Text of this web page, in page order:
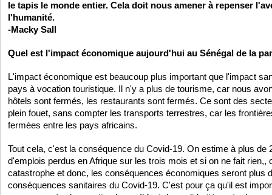
le tapis le monde entier. Cela doit nous amener à repenser
l'humanité.
-Macky Sall
Quel est l'impact économique aujourd'hui au Sénégal de la
L'impact économique est beaucoup plus important que l'impact
pays à vocation touristique. Il n'y a plus de tourisme, car nous
hôtels sont fermés, les restaurants sont fermés. Ce sont des
plein fouet, sans compter les transports terrestres, car les
fermées entre les pays africains.
Tout cela, c'est la conséquence du Covid-19. On estime à plus de
d'emplois perdus en Afrique sur les trois mois et si on ne fait rien,,
catastrophe et donc, les conséquences économiques seront plus
conséquences sanitaires du Covid-19. C'est pour ça qu'il est